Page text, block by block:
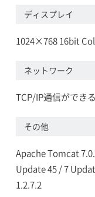
ディスプレイ
1024×768 16bit
ネットワーク
TCP/IP通信ができ
その他
Apache Tomcat
Update 45 / 7
1.2.7.2